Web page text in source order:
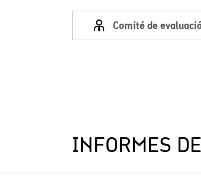
Comité de
INFORMES